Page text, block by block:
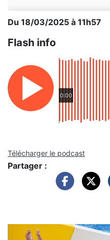
Du 18/03/2025 à 11h57
Flash info
0:00
Télécharger le podcast
Partager :